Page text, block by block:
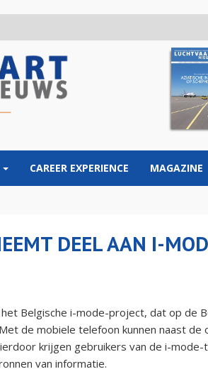
CAREER EXPERIENCE MAGAZINE
DEEL AAN I-
Belgische i-mode-project, dat op de
de mobiele telefoon kunnen naast de
krijgen gebruikers van de i-mode-
van informatie.